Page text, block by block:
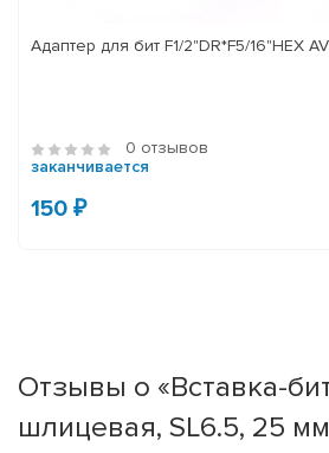
Адаптер для бит F1/2"DR*F5/16"HEX
0 отзывов
заканчивается
150 ₽
Отзывы о «Вставка-
шлицевая, SL6.5, 25